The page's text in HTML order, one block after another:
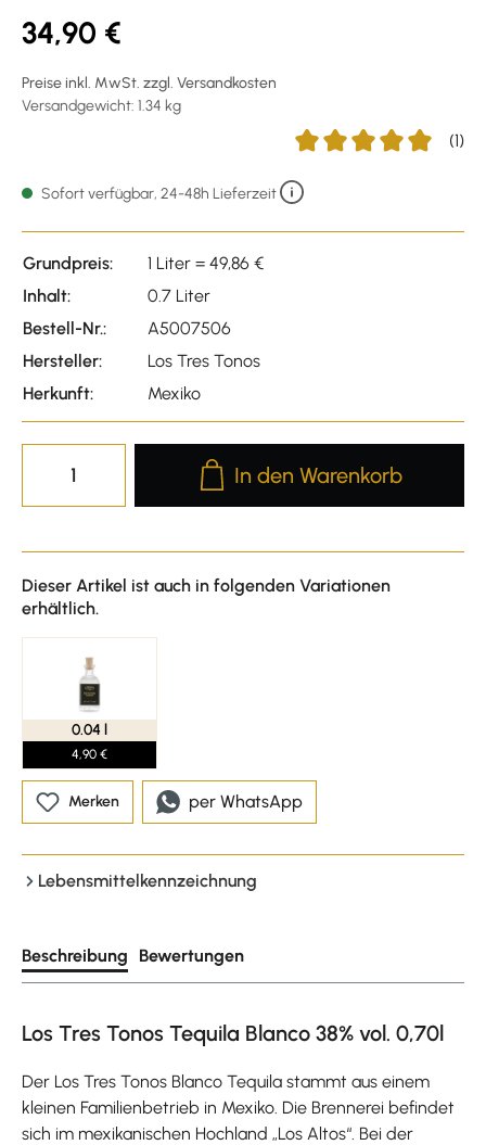
34,90 €
Preise inkl. MwSt. zzgl. Versandkosten
Versandgewicht: 1.34 kg
(1)
Sofort verfügbar, 24-48h Lieferzeit
Grundpreis:
1 Liter = 49,86 €
Inhalt:
0.7 Liter
Bestell-Nr.:
A5007506
Hersteller:
Los Tres Tonos
Herkunft:
Mexiko
Produkt Anzahl: Gib den
In den Warenkorb
Dieser Artikel ist auch in folgenden Variationen
erhältlich.
0.04 l
4,90 €
Merken per WhatsApp
Lebensmittelkennzeichnung
Beschreibung Bewertungen
Los Tres Tonos Tequila Blanco 38% vol. 0,70l
Der Los Tres Tonos Blanco Tequila stammt aus einem
kleinen Familienbetrieb in Mexiko. Die Brennerei befindet
sich im mexikanischen Hochland „Los Altos“. Bei der